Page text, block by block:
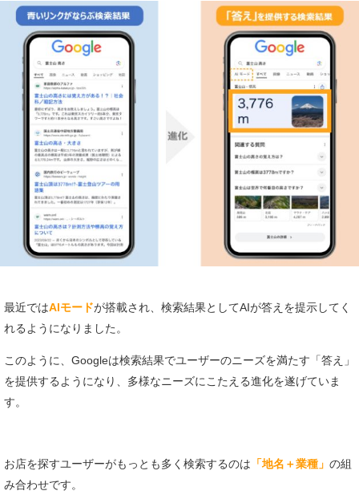
最近ではAIモードが搭載され、 検索結果としてAIが答えを提示してく
れるようになりました。
このように、Googleは検索結果でユーザーのニーズを満たす「答え」
を提供するようになり、多様なニーズにこたえる進化を遂げていま
す。
お店を探すユーザーがもっとも多く検索するのは 「地名＋業種」 の組
み合わせです。